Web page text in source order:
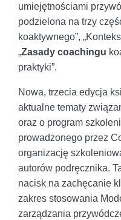
umiejętnościami
podzielona na trzy
koaktywnego”,
„Zasady coachingu
praktyki”.
Nowa, trzecia edycja
aktualne tematy
oraz o program
prowadzonego przez
organizację
autorów podręcznika.
nacisk na zachęcanie
zakres stosowania
zarządzania